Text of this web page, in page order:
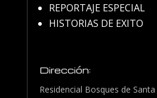
REPORTAJE ESPECIAL
HISTORIAS DE EXITO
Dirección:
Residencial Bosques de